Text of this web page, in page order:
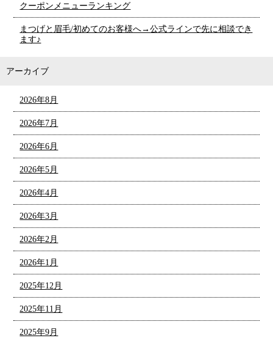
クーポンメニューランキング
まつげと眉毛/初めてのお客様へ→公式ラインで先に相談でき
ます♪
アーカイブ
2026年8月
2026年7月
2026年6月
2026年5月
2026年4月
2026年3月
2026年2月
2026年1月
2025年12月
2025年11月
2025年9月